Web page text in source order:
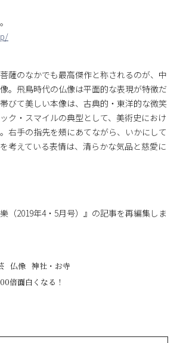
薩のなかでも最高傑作と称されるのが、中
。飛鳥時代の仏像は平面的な表現が特徴だ
びて美しい本像は、古典的・東洋的な微笑
ク・スマイルの典型として、美術史におけ
右手の指先を頰にあてながら、いかにして
考えている表情は、清らかな気品と慈愛に
（2019年4・5月号）』の記事を再編集しま
仏像 神社・お寺
倍面白くなる！